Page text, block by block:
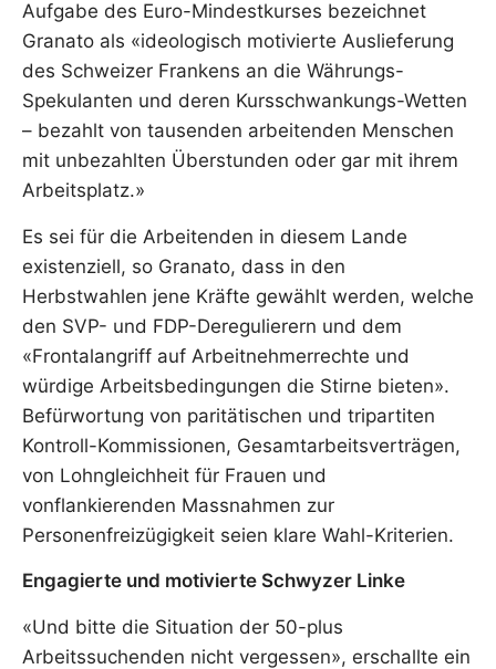
Aufgabe des Euro-Mindestkurses bezeichnet
Granato als «ideologisch motivierte Auslieferung
des Schweizer Frankens an die Währungs-
Spekulanten und deren Kursschwankungs-Wetten
– bezahlt von tausenden arbeitenden Menschen
mit unbezahlten Überstunden oder gar mit ihrem
Arbeitsplatz.»
Es sei für die Arbeitenden in diesem Lande
existenziell, so Granato, dass in den
Herbstwahlen jene Kräfte gewählt werden, welche
den SVP- und FDP-Deregulierern und dem
«Frontalangriff auf Arbeitnehmerrechte und
würdige Arbeitsbedingungen die Stirne bieten».
Befürwortung von paritätischen und tripartiten
Kontroll-Kommissionen, Gesamtarbeitsverträgen,
von Lohngleichheit für Frauen und
vonflankierenden Massnahmen zur
Personenfreizügigkeit seien klare Wahl-Kriterien.
Engagierte und motivierte Schwyzer Linke
«Und bitte die Situation der 50-plus
Arbeitssuchenden nicht vergessen», erschallte ein